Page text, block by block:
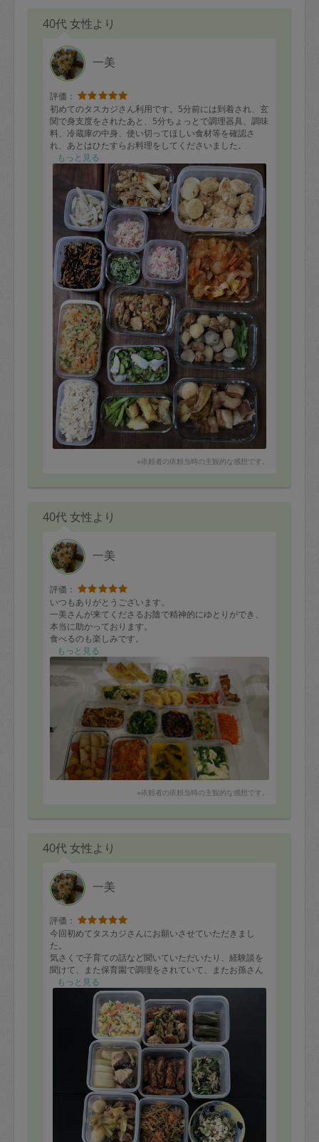
40代 女性より
一美
評価：
初めてのタスカジさん利用です。5分前には到着され、玄
関で身支度をされたあと、5分ちょっとで調理器具、調味
料、冷蔵庫の中身、使い切ってほしい食材等を確認さ
れ、あとはひたすらお料理をしてくださいました。
次々とテーブルにお料理が並び、お部屋はいい匂い、質
問にも気さくに答えてくださり、あっという間の3時間、
全15品も作っていただきました。
夫希望のがっつり系、4歳児も食べられるメニューをバラ
ンスよく盛り込んでくださり、それぞれのお料理に野菜
がたくさん使われているのもありがたかったです。味も
カレー風味、中華風、和風、ケチャップ、マヨネーズを
使ったものとバリエーション豊かで、味見で頂きました
が、どれもとても美味しかったです！！
コンロ、コンロ前パネル、シンクの掃除、調理器具の片
付けまでしてくださいました。またぜひお願いたいで
す。今回はありがとうございました。
つくねと長芋の中華風煮込み
ひき肉団子と野菜のケチャップ煮込み
鶏と里芋の煮物
角煮
白菜と豚肉の炒め物
ホタテと赤大根の和え物2種
小松菜とじゃこの炒め物
鶏肉のネギごま油ダレ
タコときゅうりの中華風和え物
鱈のカレーソテー
切り干し大根の煮物
もっと見る
※依頼者の依頼当時の主観的な感想です。
40代 女性より
一美
評価：
いつもありがとうございます。
一美さんが来てくださるお陰で精神的にゆとりができ、
本当に助かっております。
食べるのも楽しみです。
もっと見る
※依頼者の依頼当時の主観的な感想です。
40代 女性より
一美
評価：
今回初めてタスカジさんにお願いさせていただきまし
た。
気さくで子育ての話など聞いていただいたり、経験談を
聞けて、また保育園で調理をされていて、またお孫さん
も5人いる大ベテランの方にお願い出来て本当に良かった
5分前に来ていただき、5分ほどオーバーしてしまったの
にも関わらず、とてもスムーズに作業していただき、と
ても感謝しています。
こちらで11品ほどメニューの希望をお願いし、それだけ
で十分なのに更にプラス3品作っていただき大大大満足で
今日作っていただいたのは今週中には食べきりたいと思
なかなかお忙しい方のようなので、また4月に空きがあり
ましたので依頼させていただきました。
この度は本当にありがとうございました。
もっと見る